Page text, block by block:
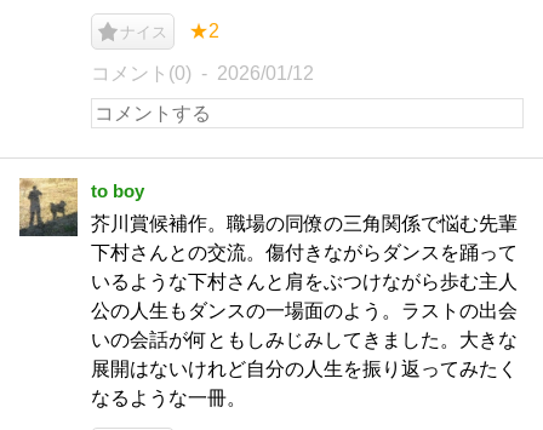
ナイス ★2
コメント(0) 2026/01/12
to boy
芥川賞候補作。職場の同僚の三角関係で悩む先輩
下村さんとの交流。傷付きながらダンスを踊って
いるような下村さんと肩をぶつけながら歩む主人
公の人生もダンスの一場面のよう。ラストの出会
いの会話が何ともしみじみしてきました。大きな
展開はないけれど自分の人生を振り返ってみたく
なるような一冊。